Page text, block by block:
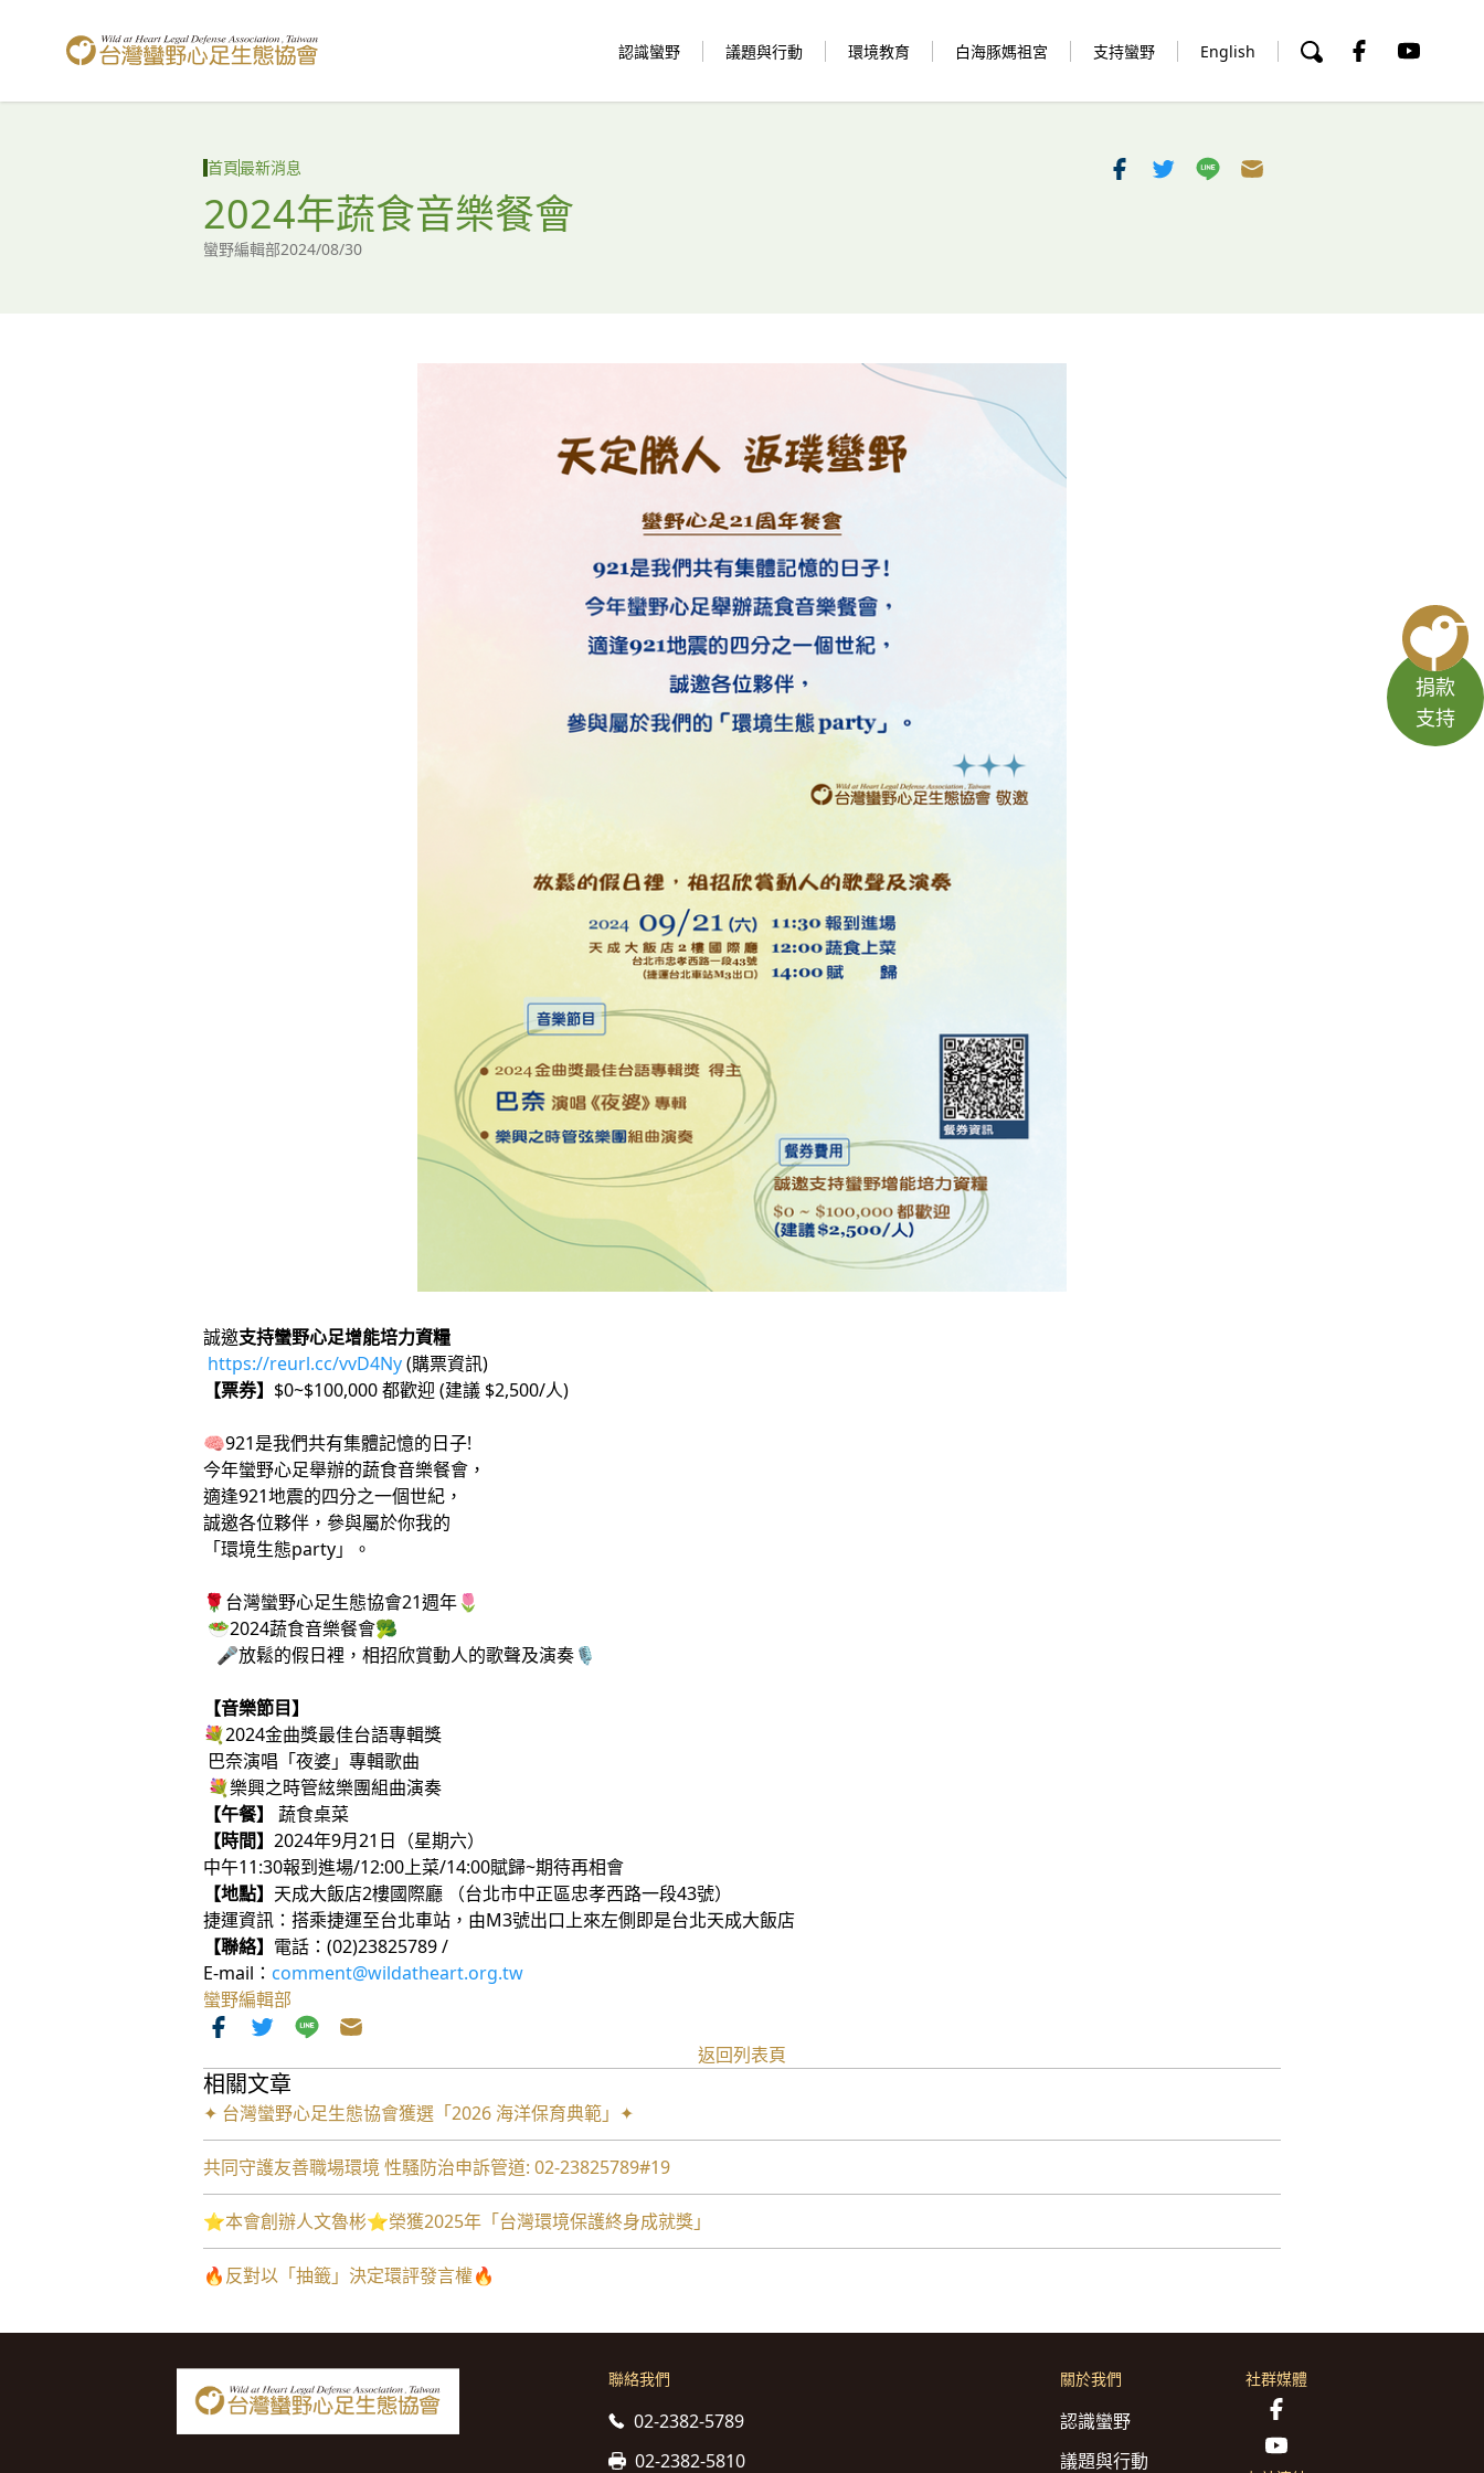
台灣蠻野心足生態協會
認識蠻野 議題與行動 環境教育 白海豚媽祖宮 支持蠻野 English
捐款
支持
首頁最新消息
2024年蔬食音樂餐會
蠻野編輯部2024/08/30
誠邀支持蠻野心足增能培力資糧
https://reurl.cc/vvD4Ny(購票資訊)
【票券】 $0~$100,000 都歡迎 (建議 $2,500/人)
🧠921是我們共有集體記憶的日子!
今年蠻野心足舉辦的蔬食音樂餐會，
適逢921地震的四分之一個世紀，
誠邀各位夥伴，參與屬於你我的
「環境生態party」。
🌹台灣蠻野心足生態協會21週年🌷
🥗2024蔬食音樂餐會🥦
🎤放鬆的假日裡，相招欣賞動人的歌聲及演奏🎙️
【音樂節目】
💐2024金曲獎最佳台語專輯獎
巴奈演唱「夜婆」專輯歌曲
💐樂興之時管絃樂團組曲演奏
【午餐】
蔬食桌菜
【時間】 2024年9月21日（星期六）
中午11:30報到進場/12:00上菜/14:00賦歸~期待再相會
【地點】 天成大飯店2樓國際廳 （台北市中正區忠孝西路一段43號）
捷運資訊：搭乘捷運至台北車站，由M3號出口上來左側即是台北天成大飯店
【聯絡】 電話：(02)23825789 /
E-mail： comment@wildatheart.org.tw
蠻野編輯部
返回列表頁
相關文章
✦ 台灣蠻野心足生態協會獲選「2026 海洋保育典範」✦
共同守護友善職場環境 性騷防治申訴管道: 02-23825789#19
⭐️本會創辦人文魯彬⭐️榮獲2025年「台灣環境保護終身成就獎」
🔥反對以「抽籤」決定環評發言權🔥
聯絡我們
02-2382-5789
02-2382-5810
關於我們
認識蠻野
議題與行動
社群媒體